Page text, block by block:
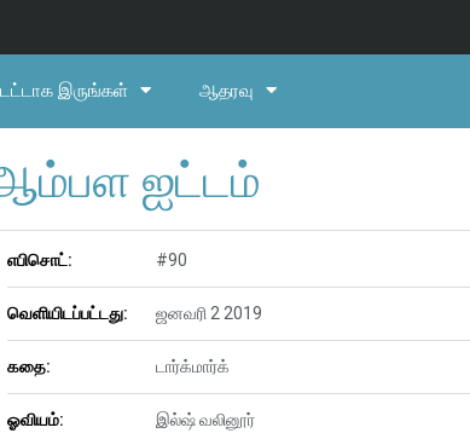
இருங்கள் ஆதரவு
ஐட்டம்
எபிசொட்: #90
வெளியிடப்பட்டது: ஜனவரி 2 2019
கதை: டார்க்மார்க்
ஓவியம்: இல்ஷ் வலினூர்